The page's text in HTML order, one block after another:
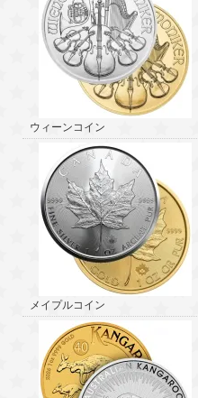
ウィーンコイン
メイプルコイン